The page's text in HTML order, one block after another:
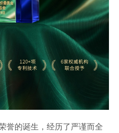
誉的诞生，经历了严谨而全